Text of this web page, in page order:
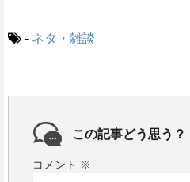
- ネタ・雑談
この記事どう思う？
コメント ※